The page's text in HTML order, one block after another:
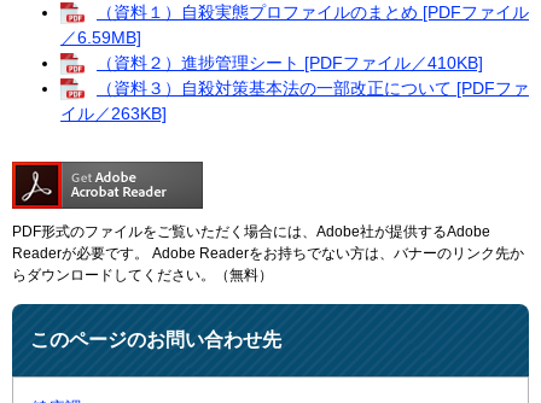
（資料１）自殺実態プロファイルのまとめ [PDFファイル
／6.59MB]
（資料２）進捗管理シート [PDFファイル／410KB]
（資料３）自殺対策基本法の一部改正について [PDFファ
イル／263KB]
PDF形式のファイルをご覧いただく場合には、Adobe社が提供するAdobe
Readerが必要です。
Adobe Readerをお持ちでない方は、バナーのリンク先か
らダウンロードしてください。（無料）
このページのお問い合わせ先